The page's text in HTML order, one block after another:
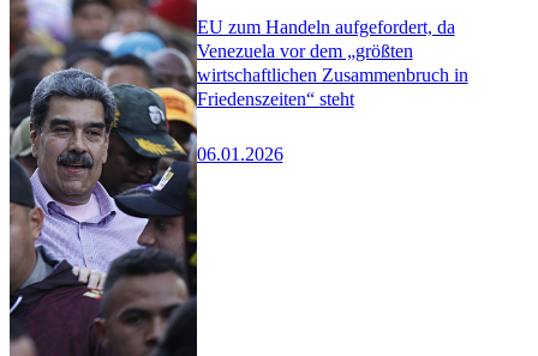
EU zum Handeln aufgefordert, da
Venezuela vor dem „größten
wirtschaftlichen Zusammenbruch in
Friedenszeiten“ steht
06.01.2026